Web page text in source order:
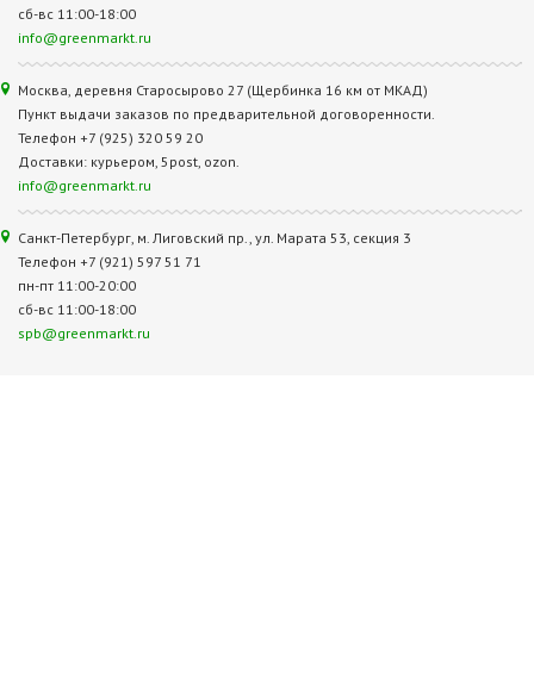
сб-вс 11:00-18:00
info@greenmarkt.ru
Москва, деревня Старосырово 27 (Щербинка 16 км от МКАД)
Пункт выдачи заказов по предварительной договоренности.
Телефон +7 (925) 320 59 20
Доставки: курьером, 5post, ozon.
info@greenmarkt.ru
Санкт-Петербург, м. Лиговский пр., ул. Марата 53, секция 3
Телефон +7 (921) 597 51 71
пн-пт 11:00-20:00
сб-вс 11:00-18:00
spb@greenmarkt.ru